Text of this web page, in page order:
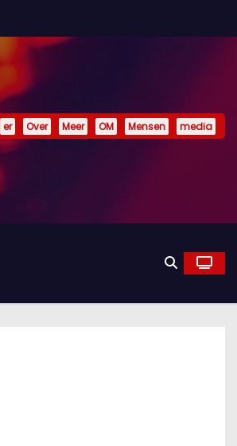
er Over Meer OM Mensen media